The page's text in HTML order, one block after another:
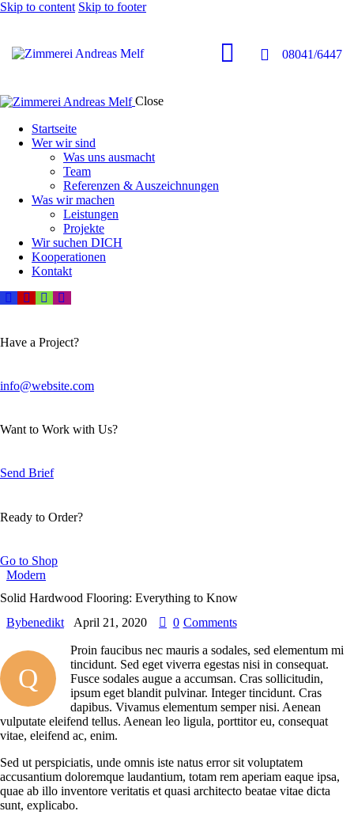
Skip to content Skip to footer
08041/6447
Close
Startseite
Wer wir sind
Was uns ausmacht
Team
Referenzen & Auszeichnungen
Was wir machen
Leistungen
Projekte
Wir suchen DICH
Kooperationen
Kontakt
Have a Project?
info@website.com
Want to Work with Us?
Send Brief
Ready to Order?
Go to Shop
Modern
Solid Hardwood Flooring: Everything to Know
Bybenedikt April 21, 2020 0 Comments
Q
Proin faucibus nec mauris a sodales, sed elementum mi
tincidunt. Sed eget viverra egestas nisi in consequat.
Fusce sodales augue a accumsan. Cras sollicitudin,
ipsum eget blandit pulvinar. Integer tincidunt. Cras
dapibus. Vivamus elementum semper nisi. Aenean
vulputate eleifend tellus. Aenean leo ligula, porttitor eu, consequat
vitae, eleifend ac, enim.
Sed ut perspiciatis, unde omnis iste natus error sit voluptatem
accusantium doloremque laudantium, totam rem aperiam eaque ipsa,
quae ab illo inventore veritatis et quasi architecto beatae vitae dicta
sunt, explicabo.